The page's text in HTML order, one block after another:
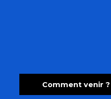
Comment venir ?